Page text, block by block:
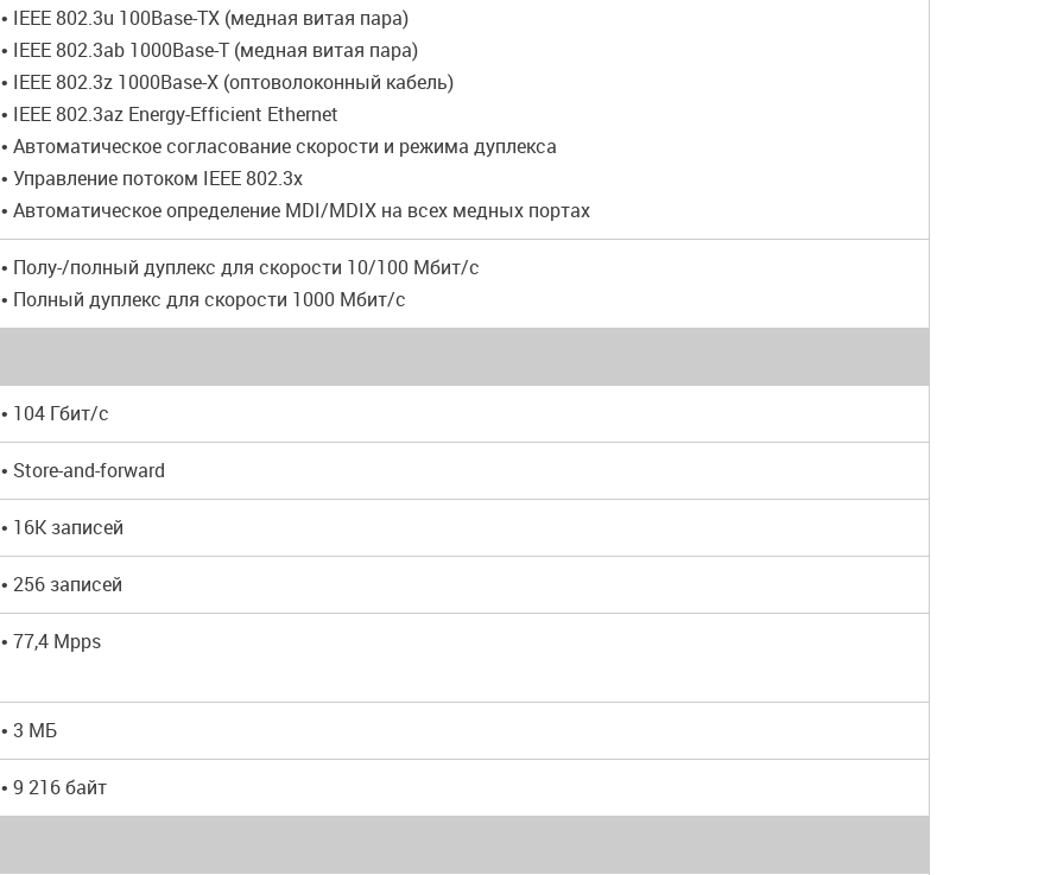
• IEEE 802.3u 100Base-TX (медная витая пара)
• IEEE 802.3ab 1000Base-T (медная витая пара)
• IEEE 802.3z 1000Base-X (оптоволоконный кабель)
• IEEE 802.3az Energy-Efficient Ethernet
• Автоматическое согласование скорости и режима дуплекса
• Управление потоком IEEE 802.3x
• Автоматическое определение MDI/MDIX на всех медных портах
• Полу-/полный дуплекс для скорости 10/100 Мбит/с
• Полный дуплекс для скорости 1000 Мбит/с
• 104 Гбит/с
• Store-and-forward
• 16K записей
• 256 записей
• 77,4 Mpps
• 3 МБ
• 9 216 байт